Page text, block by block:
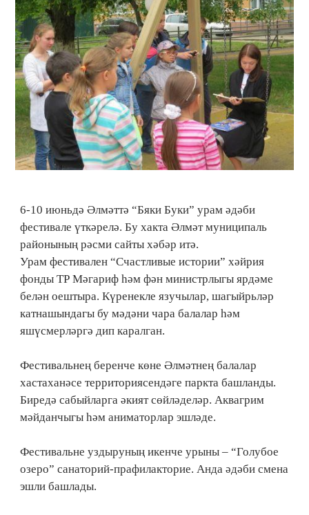
6-10 июньдә Әлмәттә “Бяки Буки” урам әдәби
фестивале үткәрелә. Бу хакта Әлмәт муниципаль
районының рәсми сайты хәбәр итә.
Урам фестивален “Счастливые истории” хәйрия
фонды ТР Мәгариф һәм фән министрлыгы ярдәме
белән оештыра. Күренекле язучылар, шагыйрьләр
катнашындагы бу мәдәни чара балалар һәм
яшүсмерләргә дип каралган.
Фестивальнең беренче көне Әлмәтнең балалар
хастаханәсе территориясендәге паркта башланды.
Биредә сабыйларга әкият сөйләделәр. Аквагрим
мәйданчыгы һәм аниматорлар эшләде.
Фестивальне уздыруның икенче урыны – “Голубое
озеро” санаторий-прафилакторие. Анда әдәби смена
эшли башлады.